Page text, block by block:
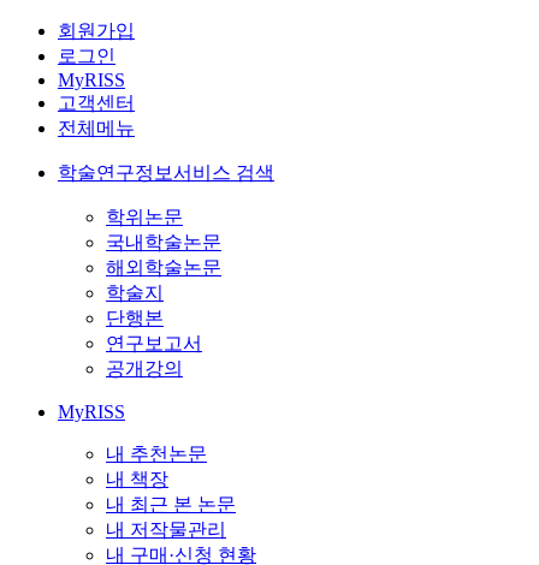
회원가입
로그인
MyRISS
고객센터
전체메뉴
학술연구정보서비스 검색
학위논문
국내학술논문
해외학술논문
학술지
단행본
연구보고서
공개강의
MyRISS
내 추천논문
내 책장
내 최근 본 논문
내 저작물관리
내 구매·신청 현황